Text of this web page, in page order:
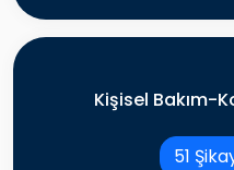
Kişisel Bakım-
51